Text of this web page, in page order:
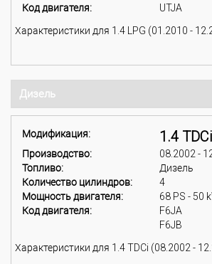
Код двигателя:
UTJA
Характеристики для 1.4 LPG (01.2010 -
Дизель
Модификация: 1.4 TDCi
Производство:
08.2002 -
Топливо:
Дизель
Количество цилиндров:
4
Мощность двигателя:
68 PS - 50
Код двигателя:
F6JA
F6JB
Характеристики для 1.4 TDCi (08.2002 -